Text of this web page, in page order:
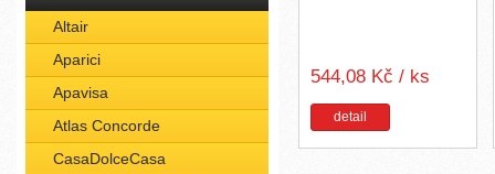
Altair
Aparici
Apavisa
Atlas Concorde
CasaDolceCasa
544,08 Kč / ks
detail